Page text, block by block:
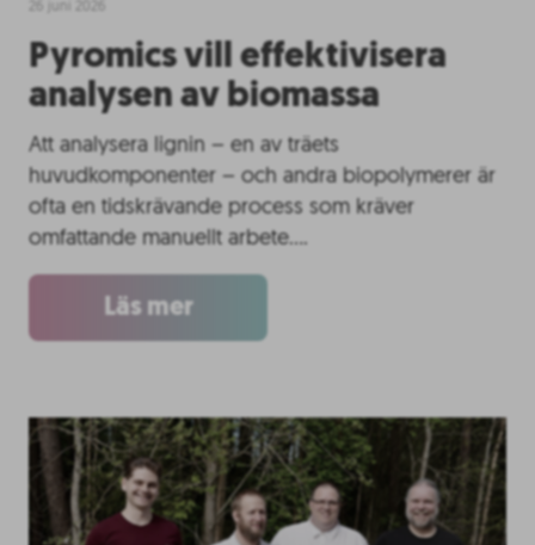
Pyromics vill effektivisera
analysen av biomassa
Att analysera lignin – en av träets
huvudkomponenter – och andra biopolymerer är
ofta en tidskrävande process som kräver
omfattande manuellt arbete….
Läs mer